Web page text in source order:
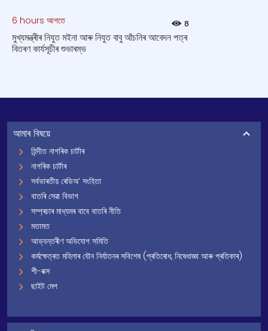
6 hours আগতে 8
মুখ্যমন্ত্ৰীৰ নিযুত মইনা আৰু নিযুত বাবু আঁচনিৰ আবেদন পত্ৰ
বিতৰণ কাৰ্যসূচীৰ শুভাৰম্ভ
আমাৰ বিষয়ে
হিন্দীত নাগৰিক চাৰ্টাৰ
নাগৰিক চাৰ্টাৰ
সৰ্বভাৰতীয় ৰেডিঅ’ সংহিতা
বাতৰি সেৱা বিভাগ
সম্প্ৰচাৰ মাধ্যমৰ বাবে বাতৰি নীতি
মতামত
আভ্যন্তৰীণ অভিযোগ সমিতি
কৰ্মক্ষেত্ৰত মহিলাৰ যৌন নিৰ্যাতনৰ সবিশেষ (প্ৰতিৰোধ, নিষেধাজ্ঞা আৰু প্ৰতিকাৰ)
শী-বক্স
ছাইট মেপ